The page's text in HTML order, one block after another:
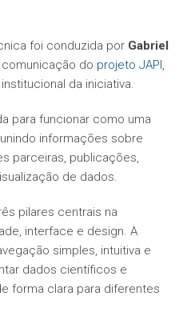
foi conduzida por Gabriel
do projeto JAPI,
da iniciativa.
para funcionar como uma
informações sobre
parceiras, publicações,
de dados.
pilares centrais na
interface e design. A
simples, intuitiva e
dados científicos e
forma clara para diferentes